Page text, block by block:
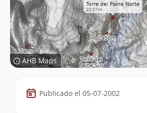
AHB Maps
Datos
de
Publicado el 05-07-2002